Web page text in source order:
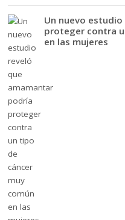
Un nuevo
proteger contra
en las mujeres